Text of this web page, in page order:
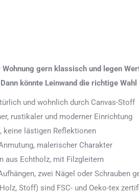
gern klassisch und legen
könnte Leinwand die richtige
und wohnlich durch Canvas-Stoff
rustikaler und moderner Einrichtung
keine lästigen Reflektionen
malerischer Charakter
aus Echtholz, mit Filzgleitern
zwei Nägel oder Schrauben
Stoff) sind FSC- und Oeko-tex